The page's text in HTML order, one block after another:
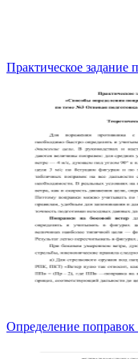
Практическое задание
Определение поправок